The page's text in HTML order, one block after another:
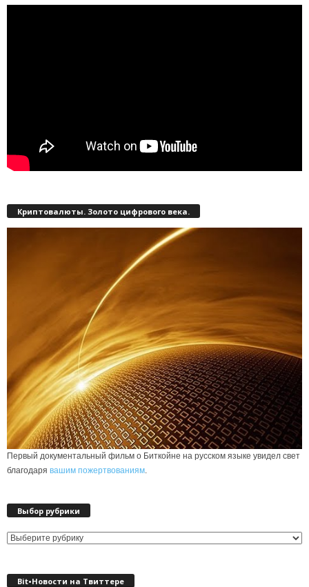
Криптовалюты. Золото цифрового века.
Первый документальный фильм о Биткойне на русском языке увидел свет
благодаря вашим пожертвованиям
Выбор рубрики
Выбор
Bit•Новости на Твиттере